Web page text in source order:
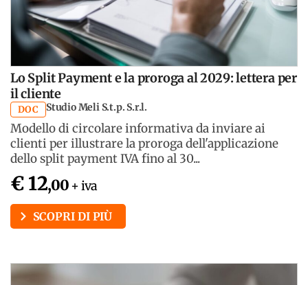
Lo Split Payment e la proroga al 2029: lettera per
il cliente
DOC Studio Meli S.t.p. S.r.l.
Modello di circolare informativa da inviare ai
clienti per illustrare la proroga dell'applicazione
dello split payment IVA fino al 30...
€ 12,00 + iva
SCOPRI DI PIÙ